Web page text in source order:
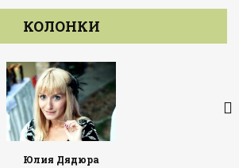
КОЛОНКИ
Юлия Дядюра